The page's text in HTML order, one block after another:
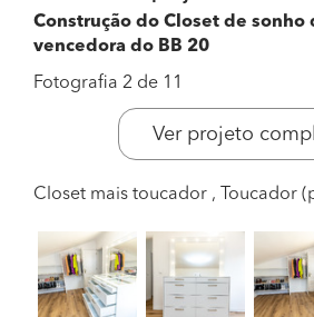
Construção do Closet de sonho
vencedora do BB 20
Fotografia 2 de 11
Ver projeto
Closet mais toucador , Toucador